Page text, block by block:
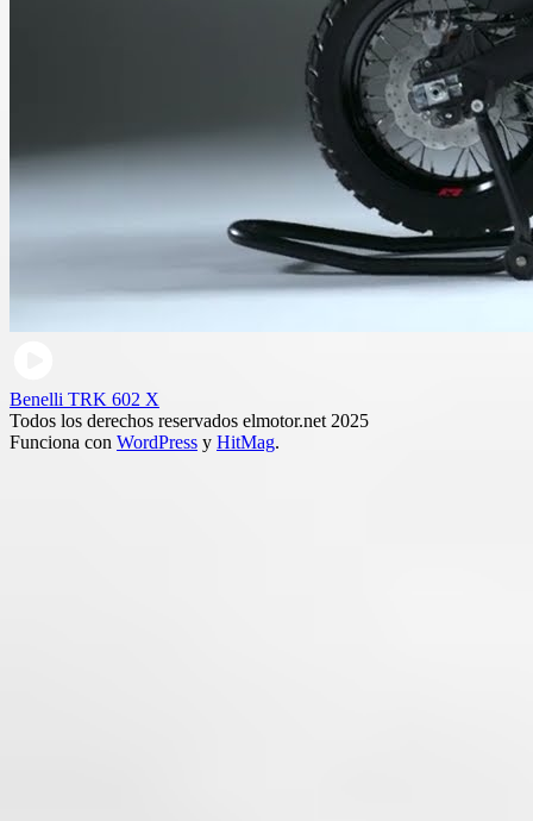
Benelli TRK 602 X
Todos los derechos reservados elmotor.net 2025
Funciona con WordPress y HitMag.